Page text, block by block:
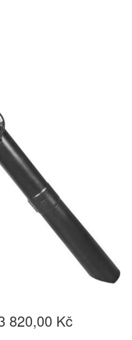
820,00 Kč